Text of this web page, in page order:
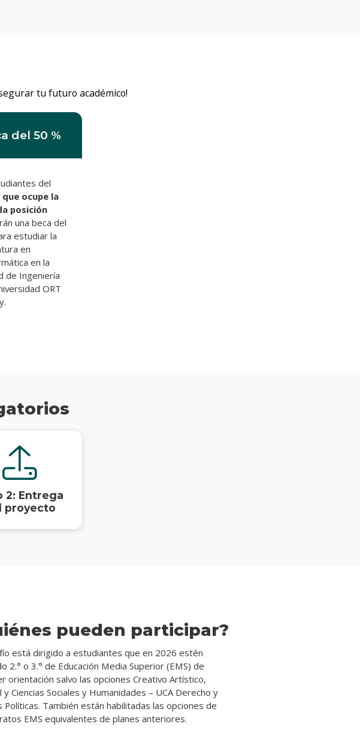
tu futuro académico!
del 50 %
del
ocupe la
posición
una beca del
estudiar la
en
en la
de Ingeniería
ORT
2: Entrega
proyecto
pueden participar?
está dirigido a estudiantes que en 2026 estén
2.° o 3.° de Educación Media Superior (EMS) de
orientación salvo las opciones Creativo Artístico,
y Ciencias Sociales y Humanidades – UCA Derecho y
Políticas. También están habilitadas las opciones de
EMS equivalentes de planes anteriores.